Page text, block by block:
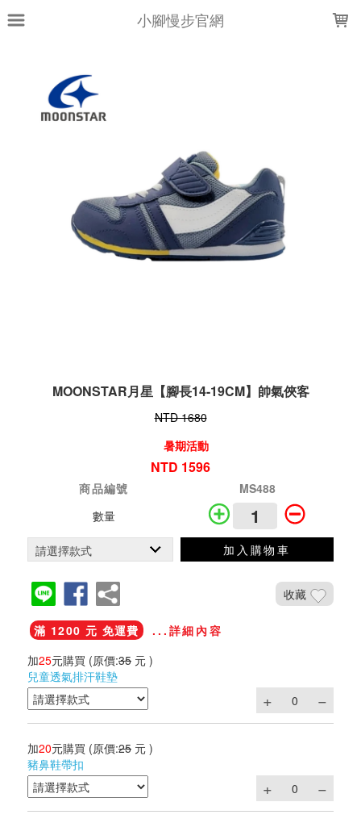
小腳慢步官網
MOONSTAR月星【腳長14-19CM】帥氣俠客
NTD 1680
暑期活動
NTD 1596
商品編號
MS488
數量
加入購物車
收藏
滿 1200 元 免運費
...詳細內容
加25元購買 (原價:35 元 )
兒童透氣排汗鞋墊
加20元購買 (原價:25 元 )
豬鼻鞋帶扣